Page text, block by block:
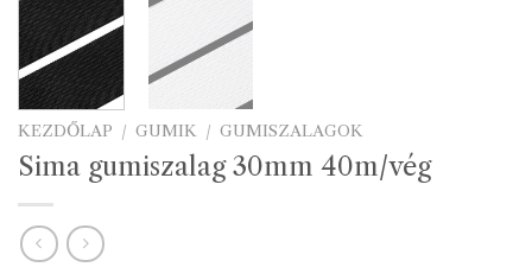
KEZDŐLAP / GUMIK / GUMISZALAGOK
Sima gumiszalag 30mm 40m/vég